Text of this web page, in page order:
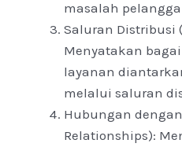
masalah
Saluran Distribusi
Menyatakan
layanan
melalui saluran
Hubungan
Relationships):